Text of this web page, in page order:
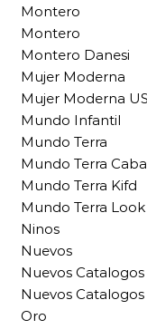
Montero
Montero
Montero Danesi
Mujer Moderna
Mujer Moderna
Mundo Infantil
Mundo Terra
Mundo Terra
Mundo Terra Kifd
Mundo Terra Look
Ninos
Nuevos
Nuevos Catalogos
Nuevos Catalogos
Oro